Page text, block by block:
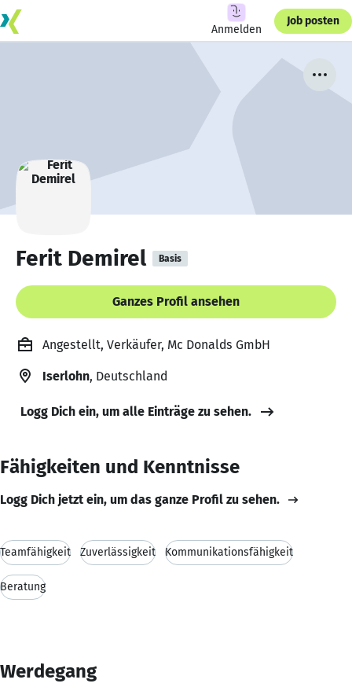
Anmelden
Job posten
Ferit Demirel Basis
Ganzes Profil ansehen
Angestellt, Verkäufer, Mc Donalds GmbH
Iserlohn, Deutschland
Logg Dich ein, um alle Einträge zu sehen.
Fähigkeiten und Kenntnisse
Logg Dich jetzt ein, um das ganze Profil zu sehen.
Teamfähigkeit Zuverlässigkeit Kommunikationsfähigkeit
Beratung
Werdegang